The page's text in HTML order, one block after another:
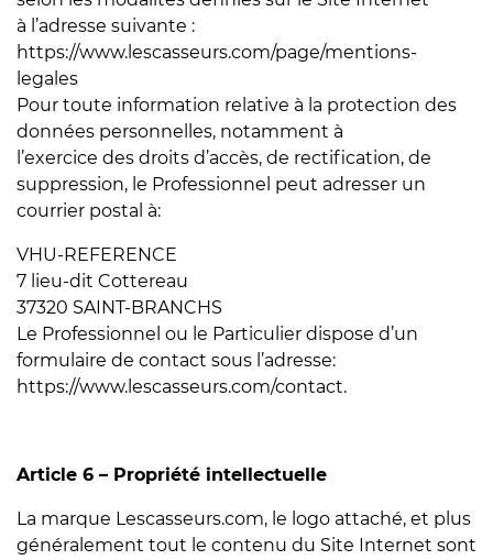
à l’adresse suivante :
https://www.lescasseurs.com/page/mentions-
legales
Pour toute information relative à la protection des
données personnelles, notamment à
l’exercice des droits d’accès, de rectification, de
suppression, le Professionnel peut adresser un
courrier postal à:
VHU-REFERENCE
7 lieu-dit Cottereau
37320 SAINT-BRANCHS
Le Professionnel ou le Particulier dispose d’un
formulaire de contact sous l’adresse:
https://www.lescasseurs.com/contact.
Article 6 – Propriété intellectuelle
La marque Lescasseurs.com, le logo attaché, et plus
généralement tout le contenu du Site Internet sont